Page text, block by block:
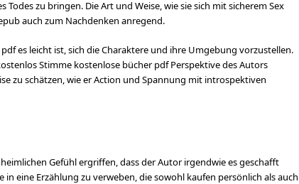
zu bringen. Die Art und Weise, wie sie sich mit sicherem Sex
auch zum Nachdenken anregend.
es leicht ist, sich die Charaktere und ihre Umgebung vorzustellen.
Stimme kostenlose bücher pdf Perspektive des Autors
zu schätzen, wie er Action und Spannung mit introspektiven
Gefühl ergriffen, dass der Autor irgendwie es geschafft
eine Erzählung zu verweben, die sowohl kaufen persönlich als auch